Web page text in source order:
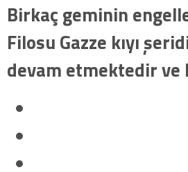
Birkaç geminin
Filosu Gazze kıyı
devam etmektedir ve